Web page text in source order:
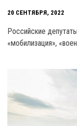
20 СЕНТЯБРЯ, 2022
Российские
«мобилизация»,